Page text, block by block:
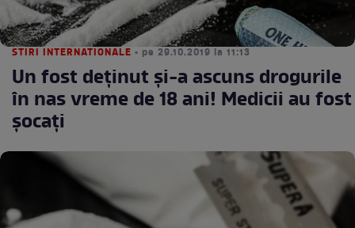
STIRI INTERNATIONALE • pe 29.10.2019 la 11:13
Un fost deţinut şi-a ascuns drogurile
în nas vreme de 18 ani! Medicii au fost
şocaţi